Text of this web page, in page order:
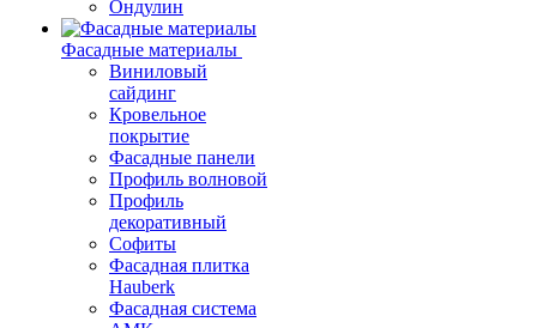
Ондулин
Фасадные материалы
Виниловый
сайдинг
Кровельное
покрытие
Фасадные панели
Профиль волновой
Профиль
декоративный
Софиты
Фасадная плитка
Hauberk
Фасадная система